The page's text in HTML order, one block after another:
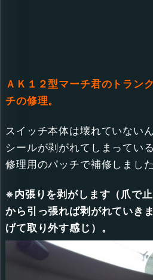
ＡＫ１２型マーチ君のトラン
チの修理。
スイッチ本体は壊れていない
シールが剥がれてしまってい
修理用のパッチで補修しました
※内張りを剥がします（爪で
から引っ張れば剥がれていき
げて取り外す感じ）。